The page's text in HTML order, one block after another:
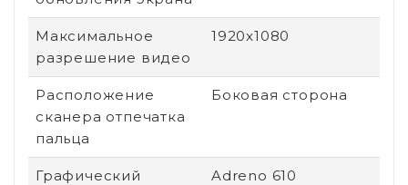
Максимальное
разрешение видео
1920x1080
Расположение
сканера отпечатка
пальца
Боковая сторона
Графический
Adreno 610